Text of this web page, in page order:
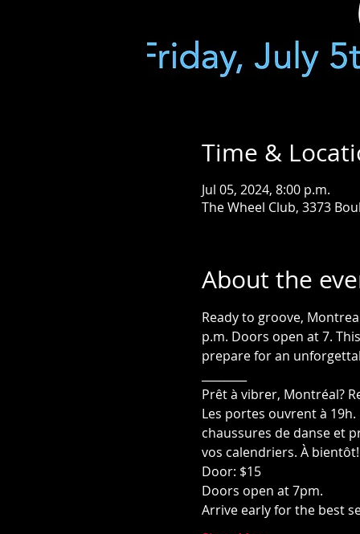
Time &
Jul 05, 2024, 8:00 p.m.
The Wheel Club, 3373
About the
Ready to groove,
p.m. Doors open at 7.
prepare for an
Prêt à vibrer, Montréal?
Les portes ouvrent à 19h.
chaussures de danse et
vos calendriers. À bientôt!
Door: $15
Doors open at 7pm.
Arrive early for the best